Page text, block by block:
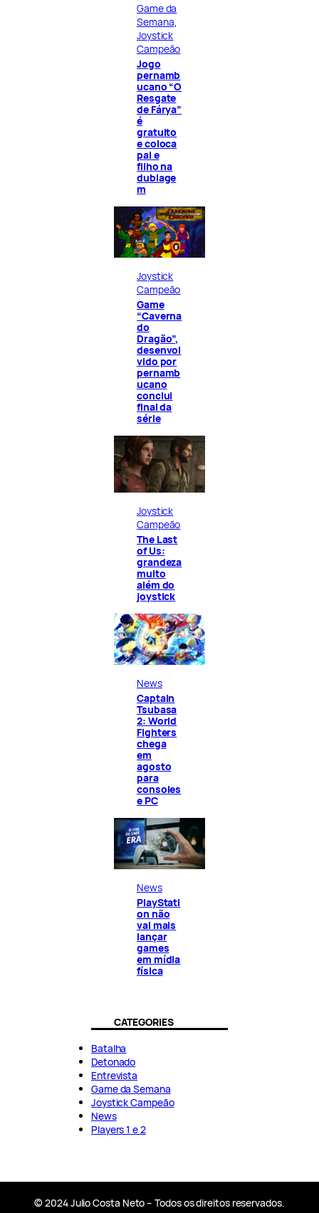
Game da
Semana
Joystick
Campeão
Jogo
pernamb
ucano “O
Resgate
de Fárya”
é
gratuito
e coloca
pai e
filho na
dublage
m
Joystick
Campeão
Game
“Caverna
do
Dragão”,
desenvol
vido por
pernamb
ucano
conclui
final da
série
Joystick
Campeão
The Last
of Us:
grandeza
muito
além do
joystick
News
Captain
Tsubasa
2: World
Fighters
chega
em
agosto
para
consoles
e PC
News
PlayStati
on não
vai mais
lançar
games
em mídia
física
CATEGORIES
Batalha
Detonado
Entrevista
Game da Semana
Joystick Campeão
News
Players 1 e 2
© 2024 Julio Costa Neto – Todos os direitos reservados.